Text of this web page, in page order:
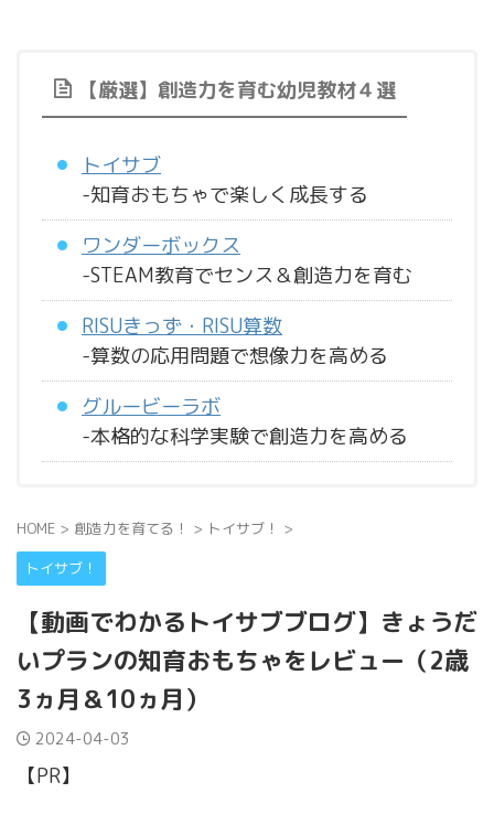
【厳選】創造力を育む幼児教材４選
トイサブ
-知育おもちゃで楽しく成長する
ワンダーボックス
-STEAM教育でセンス＆創造力を育む
RISUきっず・RISU算数
-算数の応用問題で想像力を高める
グルービーラボ
-本格的な科学実験で創造力を高める
HOME > 創造力を育てる！ > トイサブ！
>
トイサブ！
【動画でわかるトイサブブログ】きょうだ
いプランの知育おもちゃをレビュー（2歳
3ヵ月＆10ヵ月）
2024-04-03
【PR】